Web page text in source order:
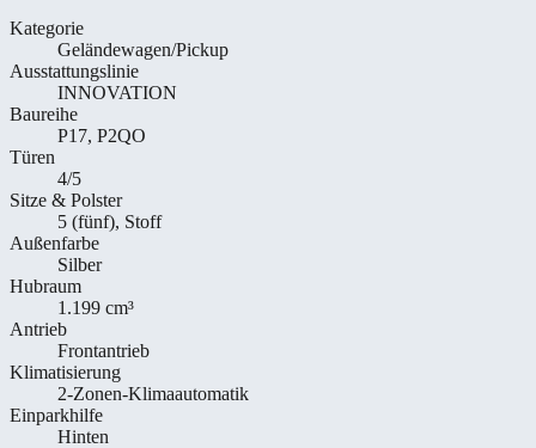
Kategorie
Geländewagen/Pickup
Ausstattungslinie
INNOVATION
Baureihe
P17, P2QO
Türen
4/5
Sitze & Polster
5 (fünf), Stoff
Außenfarbe
Silber
Hubraum
1.199 cm³
Antrieb
Frontantrieb
Klimatisierung
2-Zonen-Klimaautomatik
Einparkhilfe
Hinten